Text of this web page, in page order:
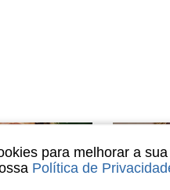
para melhorar a
Política de